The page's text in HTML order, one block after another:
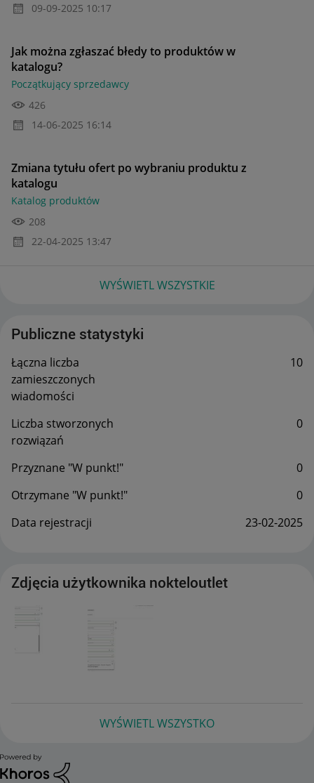
‎09-09-2025 10:17
Jak można zgłaszać błedy to produktów w
katalogu?
Początkujący sprzedawcy
426
‎14-06-2025 16:14
Zmiana tytułu ofert po wybraniu produktu z
katalogu
Katalog produktów
208
‎22-04-2025 13:47
WYŚWIETL WSZYSTKIE
Publiczne statystyki
Łączna liczba
zamieszczonych
wiadomości
10
Liczba stworzonych
rozwiązań
0
Przyznane "W punkt!"
0
Otrzymane "W punkt!"
0
Data rejestracji
‎23-02-2025
Zdjęcia użytkownika nokteloutlet
WYŚWIETL WSZYSTKO